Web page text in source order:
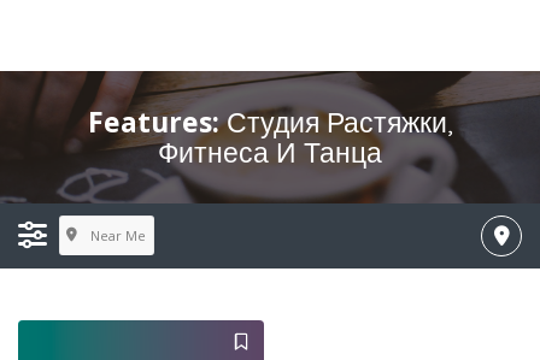
Features:Студия Растяжки,
Фитнеса И Танца
Near Me